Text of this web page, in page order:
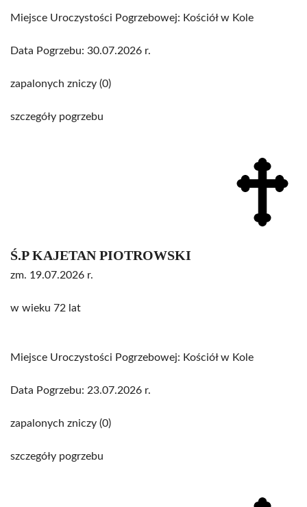
Miejsce Uroczystości Pogrzebowej: Kościół w Kole
Data Pogrzebu: 30.07.2026 r.
zapalonych zniczy (0)
szczegóły pogrzebu
Ś.P KAJETAN PIOTROWSKI
zm. 19.07.2026 r.
w wieku 72 lat
Miejsce Uroczystości Pogrzebowej: Kościół w Kole
Data Pogrzebu: 23.07.2026 r.
zapalonych zniczy (0)
szczegóły pogrzebu